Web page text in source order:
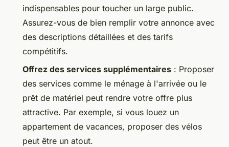
indispensables pour toucher un large public.
Assurez-vous de bien remplir votre annonce avec
des descriptions détaillées et des tarifs
compétitifs.
Offrez des services supplémentaires : Proposer
des services comme le ménage à l'arrivée ou le
prêt de matériel peut rendre votre offre plus
attractive. Par exemple, si vous louez un
appartement de vacances, proposer des vélos
peut être un atout.